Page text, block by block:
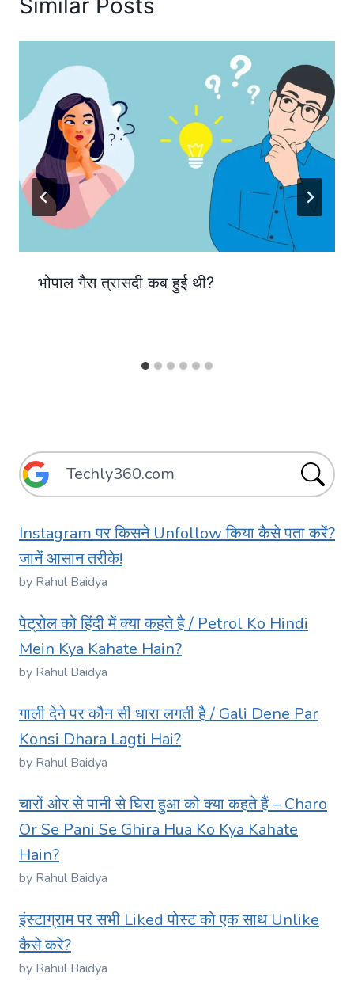
भोपाल गैस त्रासदी कब हुई थी?
Instagram पर किसने Unfollow किया कैसे पता करें?
जानें आसान तरीके!
by Rahul Baidya
पेट्रोल को हिंदी में क्या कहते है / Petrol Ko Hindi
Mein Kya Kahate Hain?
by Rahul Baidya
गाली देने पर कौन सी धारा लगती है / Gali Dene Par
Konsi Dhara Lagti Hai?
by Rahul Baidya
चारों ओर से पानी से घिरा हुआ को क्या कहते हैं – Charo
Or Se Pani Se Ghira Hua Ko Kya Kahate
Hain?
by Rahul Baidya
इंस्टाग्राम पर सभी Liked पोस्ट को एक साथ Unlike
कैसे करें?
by Rahul Baidya